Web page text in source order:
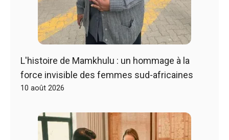
L'histoire de Mamkhulu : un hommage à la
force invisible des femmes sud-africaines
10 août 2026